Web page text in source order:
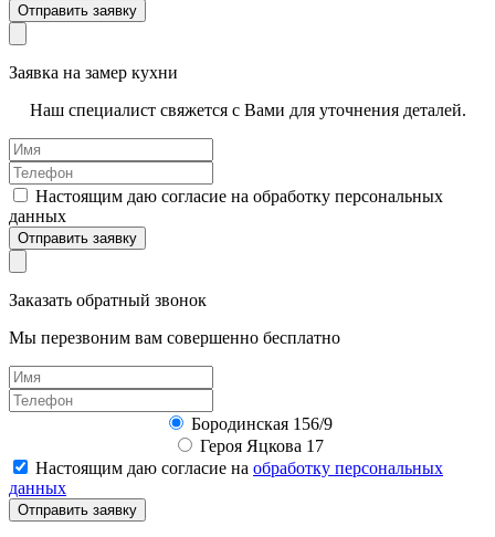
Отправить заявку
Заявка на замер кухни
Наш специалист свяжется с Вами для уточнения деталей.
Настоящим даю согласие на обработку персональных
данных
Отправить заявку
Заказать обратный звонок
Мы перезвоним вам совершенно бесплатно
Бородинская 156/9
Героя Яцкова 17
Настоящим даю согласие на обработку персональных
данных
Отправить заявку